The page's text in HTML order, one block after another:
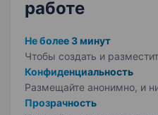
работе
Не более 3 минут
Чтобы создать и
Конфиденциальность
Размещайте анонимно, и
Прозрачность